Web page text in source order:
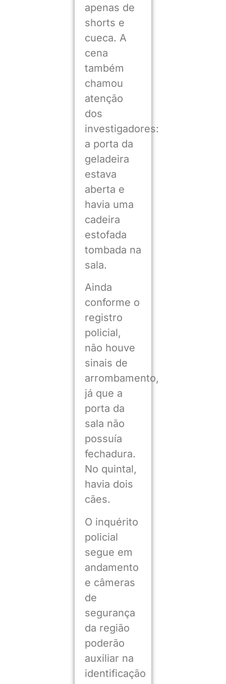
apenas de
shorts e
cueca. A
cena
também
chamou
atenção
dos
investigadores:
a porta da
geladeira
estava
aberta e
havia uma
cadeira
estofada
tombada na
sala.
Ainda
conforme o
registro
policial,
não houve
sinais de
arrombamento,
já que a
porta da
sala não
possuía
fechadura.
No quintal,
havia dois
cães.
O inquérito
policial
segue em
andamento
e câmeras
de
segurança
da região
poderão
auxiliar na
identificação